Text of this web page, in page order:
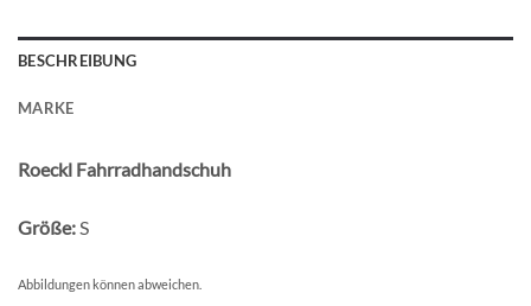
BESCHREIBUNG
MARKE
Roeckl Fahrradhandschuh
Größe:S
Abbildungen können abweichen.